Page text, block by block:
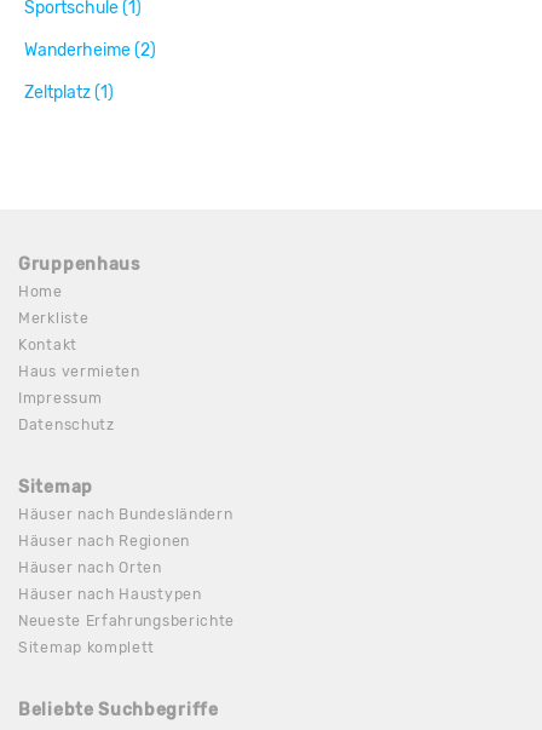
Sportschule (1)
Wanderheime (2)
Zeltplatz (1)
Gruppenhaus
Home
Merkliste
Kontakt
Haus vermieten
Impressum
Datenschutz
Sitemap
Häuser nach Bundesländern
Häuser nach Regionen
Häuser nach Orten
Häuser nach Haustypen
Neueste Erfahrungsberichte
Sitemap komplett
Beliebte Suchbegriffe